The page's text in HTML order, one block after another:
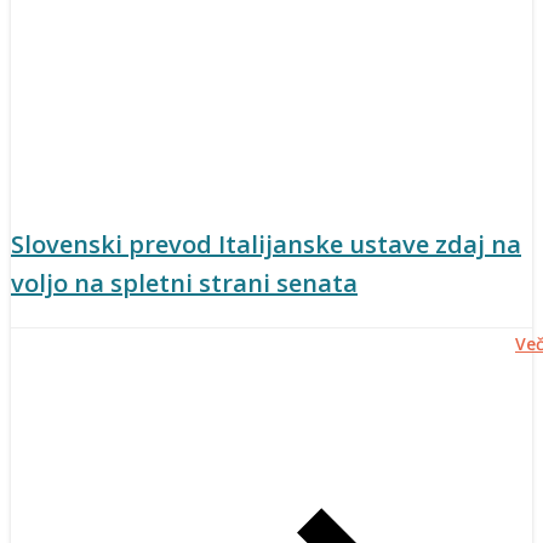
Slovenski prevod Italijanske ustave zdaj na
voljo na spletni strani senata
Več